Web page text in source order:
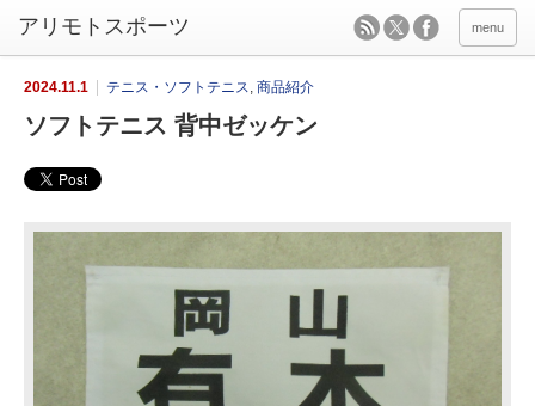
menu
2024.11.1 テニス・ソフトテニス, 商品紹介
ソフトテニス 背中ゼッケン